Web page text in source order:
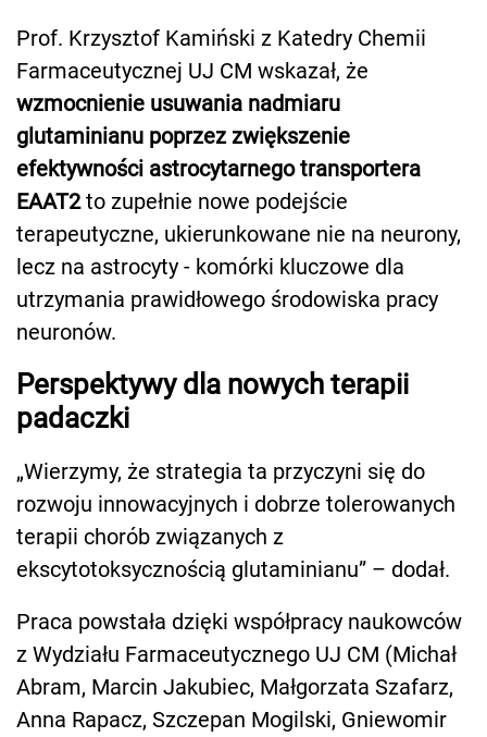
Prof. Krzysztof Kamiński z Katedry Chemii
Farmaceutycznej UJ CM wskazał, że
wzmocnienie usuwania nadmiaru
glutaminianu poprzez zwiększenie
efektywności astrocytarnego transportera
EAAT2to zupełnie nowe podejście
terapeutyczne, ukierunkowane nie na neurony,
lecz na astrocyty - komórki kluczowe dla
utrzymania prawidłowego środowiska pracy
neuronów.
Perspektywy dla nowych terapii
padaczki
„Wierzymy, że strategia ta przyczyni się do
rozwoju innowacyjnych i dobrze tolerowanych
terapii chorób związanych z
ekscytotoksycznością glutaminianu” – dodał.
Praca powstała dzięki współpracy naukowców
z Wydziału Farmaceutycznego UJ CM (Michał
Abram, Marcin Jakubiec, Małgorzata Szafarz,
Anna Rapacz, Szczepan Mogilski, Gniewomir